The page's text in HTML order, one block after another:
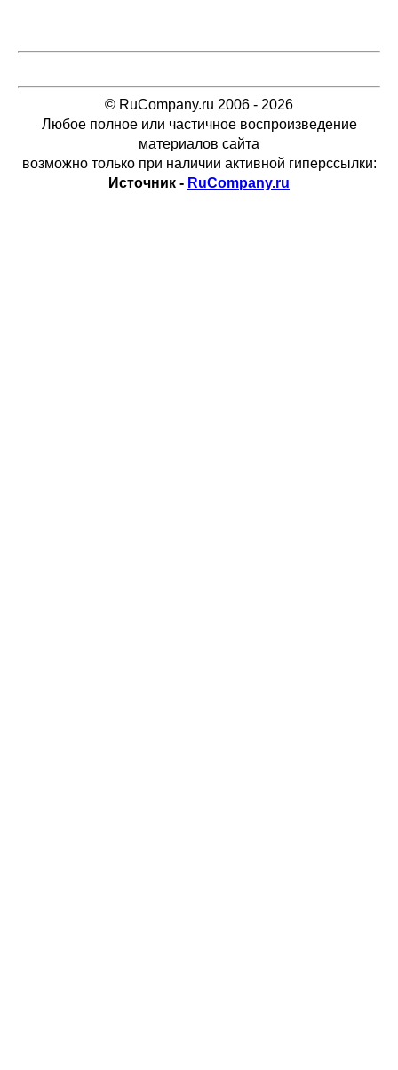
© RuCompany.ru 2006 - 2026
Любое полное или частичное воспроизведение
материалов сайта
возможно только при наличии активной гиперссылки:
Источник - RuCompany.ru